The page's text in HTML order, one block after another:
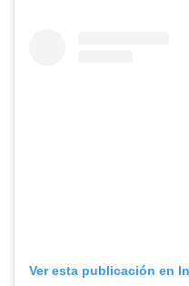
Ver esta publicación en